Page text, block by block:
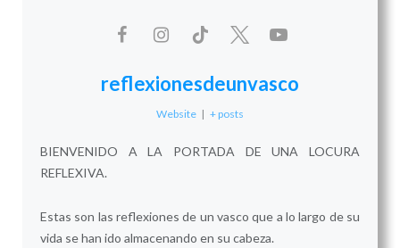
reflexionesdeunvasco
Website | + posts
BIENVENIDO A LA PORTADA DE UNA LOCURA
REFLEXIVA.
Estas son las reflexiones de un vasco que a lo largo de su
vida se han ido almacenando en su cabeza.